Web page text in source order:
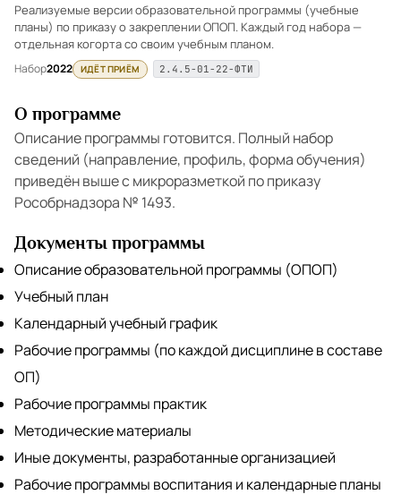
Реализуемые версии образовательной программы (учебные
планы) по приказу о закреплении ОПОП. Каждый год набора —
отдельная когорта со своим учебным планом.
Набор2022 ИДЁТ ПРИЁМ 2.4.5-01-22-ФТИ
О программе
Описание программы готовится. Полный набор
сведений (направление, профиль, форма обучения)
приведён выше с микроразметкой по приказу
Рособрнадзора № 1493.
Документы программы
Описание образовательной программы (ОПОП)
Учебный план
Календарный учебный график
Рабочие программы (по каждой дисциплине в составе
ОП)
Рабочие программы практик
Методические материалы
Иные документы, разработанные организацией
Рабочие программы воспитания и календарные планы